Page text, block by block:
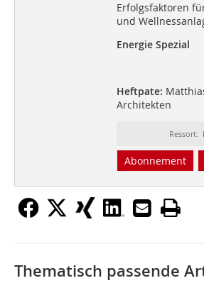
Erfolgsfaktoren
und
Energie Spezial
Heftpate:
Architekten
Ressort:
Abonnement
Thematisch passende